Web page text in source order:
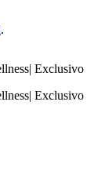
.
| Exclusivo
| Exclusivo